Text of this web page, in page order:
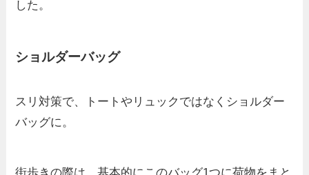
した。
ショルダーバッグ
スリ対策で、トートやリュックではなくショルダー
バッグに。